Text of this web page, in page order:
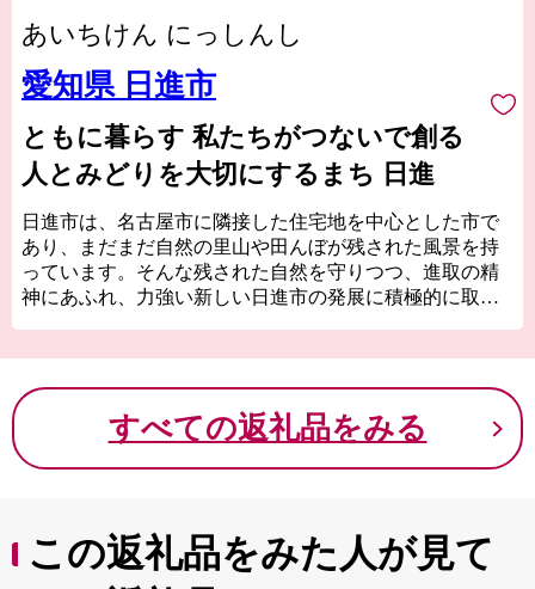
あいちけん にっしんし
愛知県 日進市
ともに暮らす 私たちがつないで創る
人とみどりを大切にするまち 日進
日進市は、名古屋市に隣接した住宅地を中心とした市で
あり、まだまだ自然の里山や田んぼが残された風景を持
っています。そんな残された自然を守りつつ、進取の精
神にあふれ、力強い新しい日進市の発展に積極的に取り
さと納税」のご協力をお待ちしております。
すべての返礼品をみる
この返礼品をみた人が見て